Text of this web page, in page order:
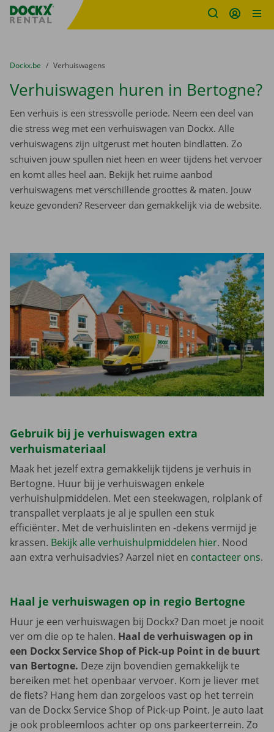
Fratello DEMO
U bevindt zich hier:
van
Dockx.be naar
Verhuiswagens
Verhuiswagen huren in Bertogne?
Een verhuis is een stressvolle periode. Neem een deel van
die stress weg met een verhuiswagen van Dockx. Alle
verhuiswagens zijn uitgerust met houten bindlatten. Zo
schuiven jouw spullen niet heen en weer tijdens het vervoer
en komt alles heel aan. Bekijk het ruime aanbod
verhuiswagens met verschillende groottes & maten. Jouw
keuze gevonden? Reserveer dan gemakkelijk via de website.
Gebruik bij je verhuiswagen extra
verhuismateriaal
Maak het jezelf extra gemakkelijk tijdens je verhuis in
Bertogne. Huur bij je verhuiswagen enkele
verhuishulpmiddelen. Met een steekwagen, rolplank of
transpallet verplaats je al je spullen een stuk
efficiënter. Met de verhuislinten en -dekens vermijd je
krassen. Bekijk alle verhuishulpmiddelen hier. Nood
aan extra verhuisadvies? Aarzel niet en contacteer ons.
Haal je verhuiswagen op in regio Bertogne
Huur je een verhuiswagen bij Dockx? Dan moet je nooit
ver om die op te halen. Haal de verhuiswagen op in
een Dockx Service Shop of Pick-up Point in de buurt
van Bertogne. Deze zijn bovendien gemakkelijk te
bereiken met het openbaar vervoer. Kom je liever met
de fiets? Hang hem dan zorgeloos vast op het terrein
van de Dockx Service Shop of Pick-up Point. Je auto laat
je ook probleemloos achter op ons parkeerterrein. Zo